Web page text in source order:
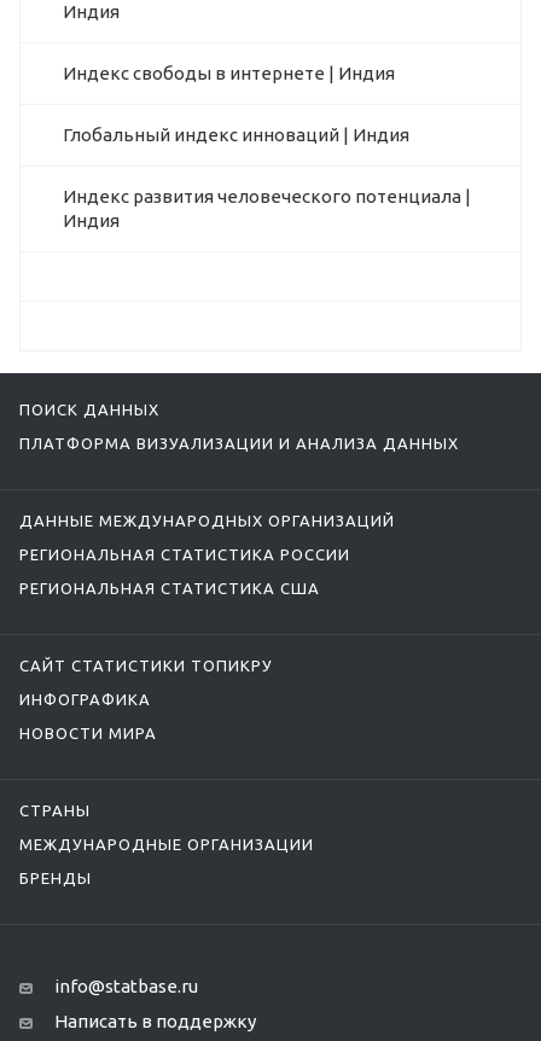
Индия
Индекс свободы в интернете | Индия
Глобальный индекс инноваций | Индия
Индекс развития человеческого потенциала |
Индия
ПОИСК ДАННЫХ
ПЛАТФОРМА ВИЗУАЛИЗАЦИИ И АНАЛИЗА ДАННЫХ
ДАННЫЕ МЕЖДУНАРОДНЫХ ОРГАНИЗАЦИЙ
РЕГИОНАЛЬНАЯ СТАТИСТИКА РОССИИ
РЕГИОНАЛЬНАЯ СТАТИСТИКА США
САЙТ СТАТИСТИКИ ТОПИКРУ
ИНФОГРАФИКА
НОВОСТИ МИРА
СТРАНЫ
МЕЖДУНАРОДНЫЕ ОРГАНИЗАЦИИ
БРЕНДЫ
info@statbase.ru
Написать в поддержку